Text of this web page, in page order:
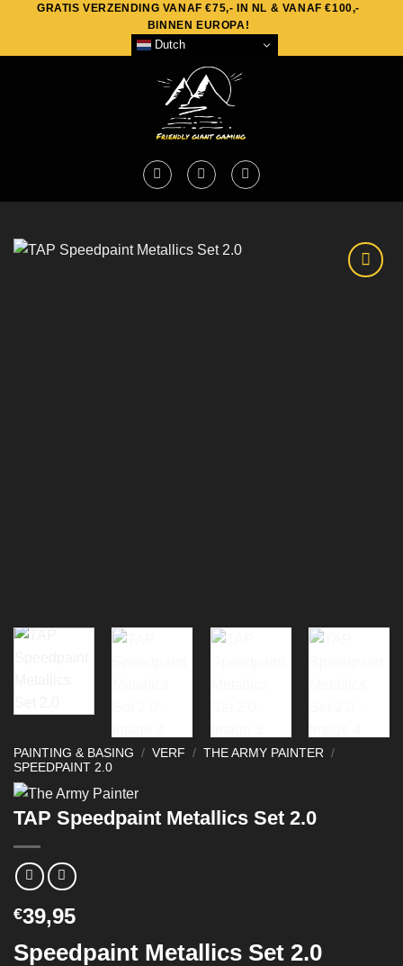
content
GRATIS VERZENDING VANAF €75,- IN NL & VANAF €100,-
BINNEN EUROPA!
Dutch
PAINTING & BASING / VERF / THE ARMY PAINTER /
SPEEDPAINT 2.0
TAP Speedpaint Metallics Set 2.0
€39,95
Speedpaint Metallics Set 2.0